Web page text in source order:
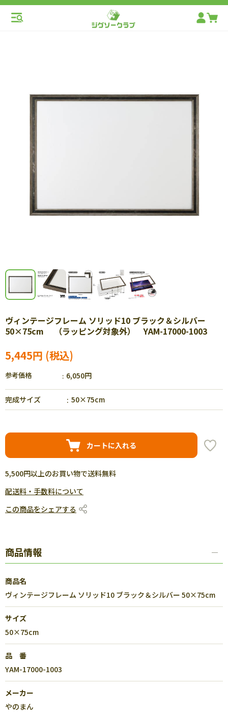
ヴィンテージフレーム ソリッド10 ブラック＆シルバー
50×75cm （ラッピング対象外） YAM-17000-1003
5,445円
参考価格 6,050円
完成サイズ 50×75cm
カートに入れる
5,500円以上のお買い物で送料無料
配送料・手数料について
この商品をシェアする
商品情報
商品名
ヴィンテージフレーム ソリッド10 ブラック＆シルバー 50×75cm
サイズ
50×75cm
品 番
YAM-17000-1003
メーカー
やのまん